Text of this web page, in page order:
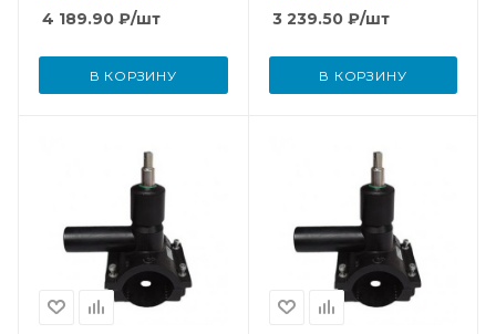
4 189.90 ₽/шт
В КОРЗИНУ
3 239.50₽/шт
В КОРЗИНУ